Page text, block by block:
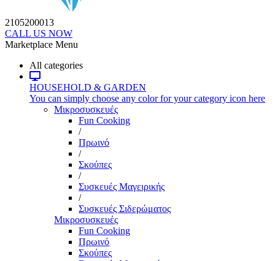
2105200013
CALL US NOW
Marketplace Menu
All categories
HOUSEHOLD & GARDEN
You can simply choose any color for your category icon here
Μικροσυσκευές
Fun Cooking
/
Πρωινό
/
Σκούπες
/
Συσκευές Μαγειρικής
/
Συσκευές Σιδερώματος
Μικροσυσκευές
Fun Cooking
Πρωινό
Σκούπες